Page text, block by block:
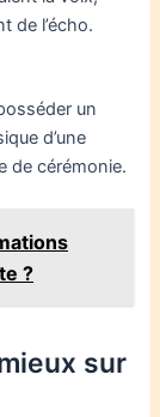
de l’écho.
un
d’une
de cérémonie.
?
sur